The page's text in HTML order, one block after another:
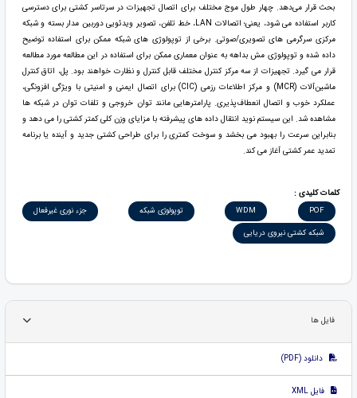
بحث قرار می‌دهد. چهار طول موج مختلف برای اتصال تجهیزات در سرتاسر کشتی برای دسترسی
کاربر استفاده می شود، یعنی؛ اتصالات LAN، خط تلفن، تصویر ویدئویی دوربین مدار بسته و شبکه
مرکزی سرگرمی های تصویری/صوتی. برخی از توپولوژی های شبکه ممکن برای استفاده توضیح
داده شده و توپولوژی مش بداهه به عنوان معماری ممکن برای استفاده در این مطالعه مورد مطالعه
قرار می گیرد. تجهیزات از سه مرکز کنترل مختلف قابل کنترل و نظارت خواهند بود. پل، اتاق کنترل
ماشین‌آلات (MCR) و مرکز اطلاعات رزمی (CIC) برای اتصال ایمنی و امنیتی با ویژگی افزونگی،
عملکرد خوب و اتصال انعطاف‌پذیری. پارامترهایی مانند توان خروجی و تلفات توان در شبکه ها
مشاهده شد. این سیستم نوید انتقال داده های پیشرفته با مزایای وزن کلی کمتر کشتی را می دهد و
بنابراین سرعت را بهبود می بخشد و سوخت کمتری را برای طراحی کشتی جدید و آینده یا برنامه
تمدید عمر کشتی آغاز می کند.
کلمات کلیدی :
POF
WDM توپولوژی شبکه
جزء نوری غیرفعال
شبکه کشتی نیروی دریایی
فایل ها
دانلود (PDF)
فایل XML